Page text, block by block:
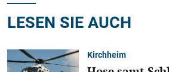
LESEN SIE AUCH
Kirchheim